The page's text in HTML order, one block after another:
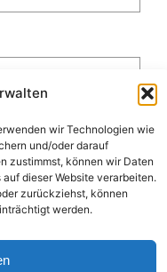
wir Technologien wie
und/oder darauf
zustimmst, können wir Daten
dieser Website verarbeiten.
zurückziehst, können
werden.
um Spam
werden.